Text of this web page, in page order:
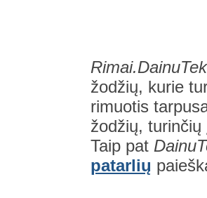
žodžių, kurie
rimuotis
žodžių,
Taip pat
patarlių